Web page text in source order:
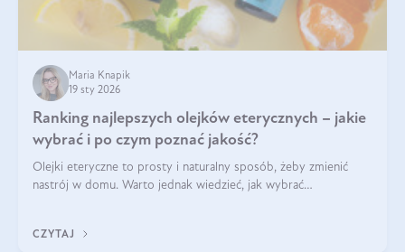
Maria Knapik
19 sty 2026
Ranking najlepszych olejków eterycznych – jakie
wybrać i po czym poznać jakość?
Olejki eteryczne to prosty i naturalny sposób, żeby zmienić
nastrój w domu. Warto jednak wiedzieć, jak wybrać
kryteria wyboru!
CZYTAJ